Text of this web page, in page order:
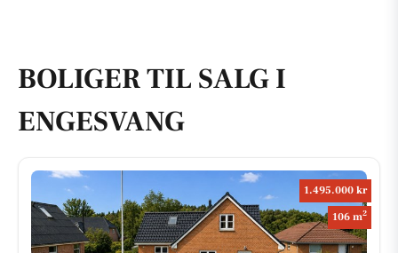
BOLIGER TIL SALG I
ENGESVANG
1.495.000 kr
106 m2